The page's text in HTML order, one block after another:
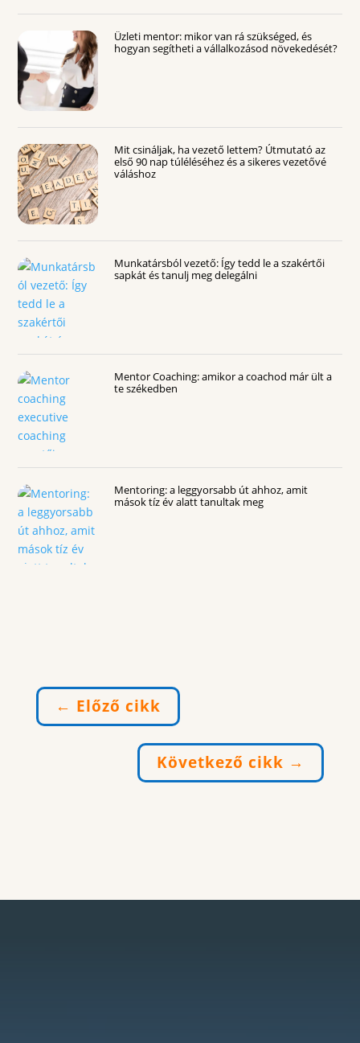
Üzleti mentor: mikor van rá szükséged, és
hogyan segítheti a vállalkozásod növekedését?
Mit csináljak, ha vezető lettem? Útmutató az
első 90 nap túléléséhez és a sikeres vezetővé
váláshoz
Munkatársból vezető: Így tedd le a szakértői
sapkát és tanulj meg delegálni
Mentor Coaching: amikor a coachod már ült a
te székedben
Mentoring: a leggyorsabb út ahhoz, amit
mások tíz év alatt tanultak meg
← Előző cikk
Következő cikk →